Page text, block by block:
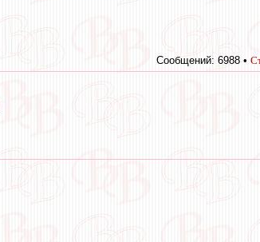
Сообщений: 6988 •